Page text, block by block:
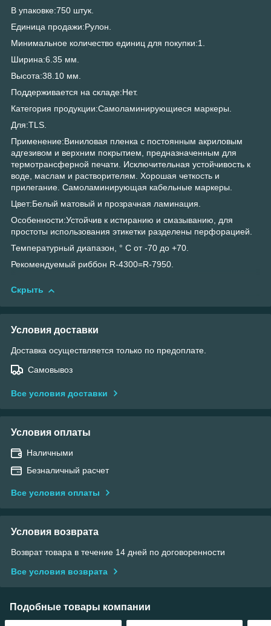
В упаковке:750 штук.
Единица продажи:Рулон.
Минимальное количество единиц для покупки:1.
Ширина:6.35 мм.
Высота:38.10 мм.
Поддерживается на складе:Нет.
Категория продукции:Самоламинирующиеся маркеры.
Для:TLS.
Применение:Виниловая пленка с постоянным акриловым
адгезивом и верхним покрытием, предназначенным для
термотрансферной печати. Исключительная устойчивость к
воде, маслам и растворителям. Хорошая четкость и
прилегание. Самоламинирующая кабельные маркеры.
Цвет:Белый матовый и прозрачная ламинация.
Особенности:Устойчив к истиранию и смазыванию, для
простоты использования этикетки разделены перфорацией.
Температурный диапазон, ° С от -70 до +70.
Рекомендуемый риббон R-4300=R-7950.
Скрыть
Условия доставки
Доставка осуществляется только по предоплате.
Самовывоз
Все условия доставки
Условия оплаты
Наличными
Безналичный расчет
Все условия оплаты
Условия возврата
Возврат товара в течение 14 дней по договоренности
Все условия возврата
Подобные товары компании